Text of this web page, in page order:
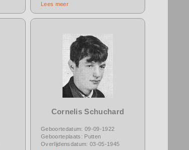
Lees meer
Cornelis Schuchard
Geboortedatum: 09-09-1922
Geboorteplaats: Putten
Overlijdensdatum: 03-05-1945